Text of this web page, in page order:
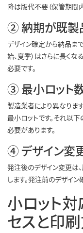
降は版代不要（保管期間内
② 納期が既製
デザイン確定から納品ま
始、夏季）はさらに長く
必要です。
③ 最小ロット
製造業者により異なりま
最小ロットです。それ以
必要があります。
④ デザイン変
発注後のデザイン変更は
します。発注前のデザイ
小ロット
セスと印